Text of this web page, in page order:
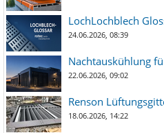
LochLochblech
24.06.2026, 08:39
Nachtauskühlung
22.06.2026, 09:02
Renson
18.06.2026, 14:22